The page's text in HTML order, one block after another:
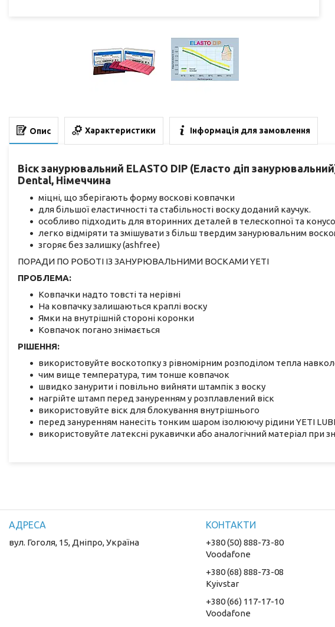
Опис Характеристики Інформація для замовлення
Віск занурювальний ELASTO DIP (Еласто діп
Dental, Німеччина
міцні, що зберігають форму воскові ковпачки
для більшої еластичності та стабільності воску доданий каучук.
особливо підходить для вторинних деталей в телескопної та
легко відміряти та змішувати з більш твердим занурювальним
згоряє без залишку (ashfree)
ПОРАДИ ПО РОБОТІ ІЗ ЗАНУРЮВАЛЬНИМИ ВОСКАМИ YETI
ПРОБЛЕМА:
Ковпачки надто товсті та нерівні
На ковпачку залишаються краплі воску
Ямки на внутрішній стороні коронки
Ковпачок погано знімається
РІШЕННЯ:
використовуйте воскотопку з рівномірним розподілом тепла
чим вище температура, тим тонше ковпачок
швидко занурити і повільно вийняти штампік з воску
нагрійте штамп перед зануренням у розплавлений віск
використовуйте віск для блокування внутрішнього
перед зануренням нанесіть тонким шаром ізолюючу рідини YETI
використовуйте латексні рукавички або аналогічний матеріал при
вул. Гоголя, 15, Дніпро, Україна
+380 (50) 888-73-80
Voodafone
+380 (68) 888-73-08
Kyivstar
+380 (66) 117-17-10
Voodafone